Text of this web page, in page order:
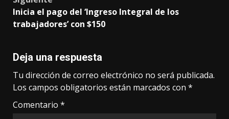
Inicia el pago del ‘Ingreso Integral de los
trabajadores’ con $150
Deja una respuesta
Tu dirección de correo electrónico no será publicada.
Los campos obligatorios están marcados con *
Comentario *